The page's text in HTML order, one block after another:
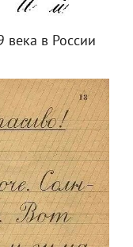
века в России